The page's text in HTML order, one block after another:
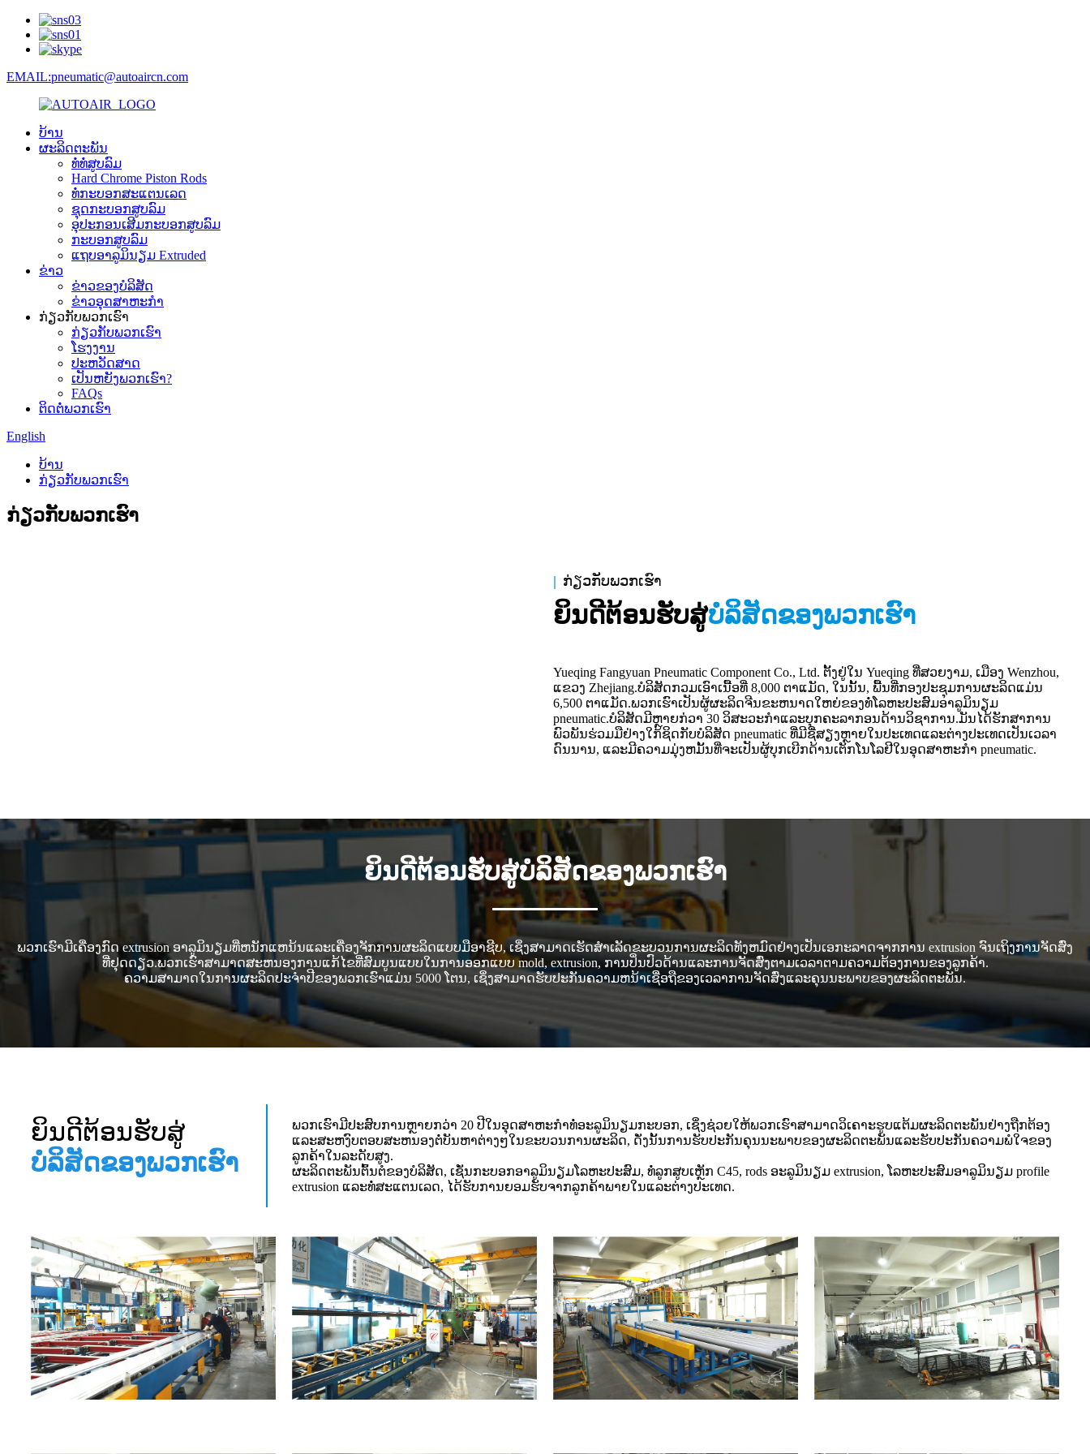
EMAIL:pneumatic@autoaircn.com
ບ້ານ
ຜະລິດຕະພັນ
ທໍ່ທໍ່ສູບລົມ
Hard Chrome Piston Rods
ທໍ່ກະບອກສະແຕນເລດ
ຊຸດກະບອກສູບລົມ
ອຸປະກອນເສີມກະບອກສູບລົມ
ກະບອກສູບລົມ
ແຖບອາລູມິນຽມ Extruded
ຂ່າວ
ຂ່າວຂອງບໍລິສັດ
ຂ່າວອຸດສາຫະກໍາ
ກ່ຽວ​ກັບ​ພວກ​ເຮົາ
ກ່ຽວ​ກັບ​ພວກ​ເຮົາ
ໂຮງງານ
ປະຫວັດສາດ
ເປັນຫຍັງພວກເຮົາ?
FAQs
ຕິດ​ຕໍ່​ພວກ​ເຮົາ
English
ບ້ານ
ກ່ຽວ​ກັບ​ພວກ​ເຮົາ
ກ່ຽວ​ກັບ​ພວກ​ເຮົາ
| ກ່ຽວ​ກັບ​ພວກ​ເຮົາ
ຍິນ​ດີ​ຕ້ອນ​ຮັບ​ສູ່ບໍລິສັດຂອງພວກເຮົາ
Yueqing Fangyuan Pneumatic Component Co., Ltd. ຕັ້ງຢູ່ໃນ Yueqing ທີ່ສວຍງາມ, ເມືອງ Wenzhou,
ແຂວງ Zhejiang.ບໍລິສັດກວມເອົາເນື້ອທີ່ 8,000 ຕາແມັດ, ໃນນັ້ນ, ພື້ນທີ່ກອງປະຊຸມການຜະລິດແມ່ນ
6,500 ຕາແມັດ.ພວກເຮົາເປັນຜູ້ຜະລິດຈີນຂະຫນາດໃຫຍ່ຂອງທໍ່ໂລຫະປະສົມອາລູມິນຽມ
pneumatic.ບໍລິສັດມີຫຼາຍກ່ວາ 30 ວິສະວະກໍາແລະບຸກຄະລາກອນດ້ານວິຊາການ.ມັນໄດ້ຮັກສາການ
ພົວພັນຮ່ວມມືຢ່າງໃກ້ຊິດກັບບໍລິສັດ pneumatic ທີ່ມີຊື່ສຽງຫຼາຍໃນປະເທດແລະຕ່າງປະເທດເປັນເວລາ
ດົນນານ, ແລະມີຄວາມມຸ່ງຫມັ້ນທີ່ຈະເປັນຜູ້ບຸກເບີກດ້ານເຕັກໂນໂລຢີໃນອຸດສາຫະກໍາ pneumatic.
ຍິນດີຕ້ອນຮັບສູ່ບໍລິສັດຂອງພວກເຮົາ
ພວກເຮົາມີເຄື່ອງກົດ extrusion ອາລູມິນຽມທີ່ຫນັກແຫນ້ນແລະເຄື່ອງຈັກການຜະລິດແບບມືອາຊີບ, ເຊິ່ງສາມາດເຮັດສໍາເລັດຂະບວນການຜະລິດທັງຫມົດຢ່າງເປັນເອກະລາດຈາກການ extrusion ຈົນເຖິງການຈັດສົ່ງ
ທີ່ຢຸດດຽວ.ພວກເຮົາສາມາດສະຫນອງການແກ້ໄຂທີ່ສົມບູນແບບໃນການອອກແບບ mold, extrusion, ການປິ່ນປົວດ້ານແລະການຈັດສົ່ງຕາມເວລາຕາມຄວາມຕ້ອງການຂອງລູກຄ້າ.
ຄວາມສາມາດໃນການຜະລິດປະຈໍາປີຂອງພວກເຮົາແມ່ນ 5000 ໂຕນ, ເຊິ່ງສາມາດຮັບປະກັນຄວາມຫນ້າເຊື່ອຖືຂອງເວລາການຈັດສົ່ງແລະຄຸນນະພາບຂອງຜະລິດຕະພັນ.
ຍິນ​ດີ​ຕ້ອນ​ຮັບ​ສູ່
ບໍລິສັດຂອງພວກເຮົາ
ພວກເຮົາມີປະສົບການຫຼາຍກວ່າ 20 ປີໃນອຸດສາຫະກໍາທໍ່ອະລູມິນຽມກະບອກ, ເຊິ່ງຊ່ວຍໃຫ້ພວກເຮົາສາມາດວິເຄາະຮູບແຕ້ມຜະລິດຕະພັນຢ່າງຖືກຕ້ອງ
ແລະສະຫງົບຕອບສະຫນອງຕໍ່ບັນຫາຕ່າງໆໃນຂະບວນການຜະລິດ, ດັ່ງນັ້ນການຮັບປະກັນຄຸນນະພາບຂອງຜະລິດຕະພັນແລະຮັບປະກັນຄວາມພໍໃຈຂອງ
ລູກຄ້າໃນລະດັບສູງ.
ຜະລິດຕະພັນຕົ້ນຕໍຂອງບໍລິສັດ, ເຊັ່ນກະບອກອາລູມິນຽມໂລຫະປະສົມ, ທໍ່ລູກສູບເຫຼັກ C45, rods ອະລູມິນຽມ extrusion, ໂລຫະປະສົມອາລູມິນຽມ profile
extrusion ແລະທໍ່ສະແຕນເລດ, ໄດ້ຮັບການຍອມຮັບຈາກລູກຄ້າພາຍໃນແລະຕ່າງປະເທດ.